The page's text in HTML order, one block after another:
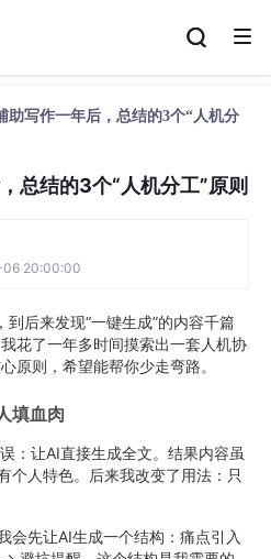
助写作一年后，总结的3个“人机分
总结的3个“人机分工”原则
06 20:00:00
到后来发现“一键生成”的内容千篇
花了一年多时间摸索出一套人机协
原则，希望能帮你少走弯路。
填血肉
：让AI直接生成全文。结果内容虽
个人特色。后来我改变了用法：只
会先让AI生成一个结构：痛点引入